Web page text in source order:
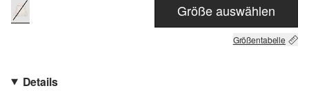
Größe auswählen
Größentabelle
Details